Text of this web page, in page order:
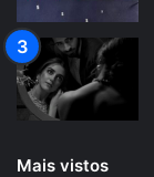
Mais vistos